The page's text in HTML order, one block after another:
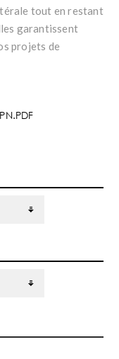
tout en restant
garantissent
projets de